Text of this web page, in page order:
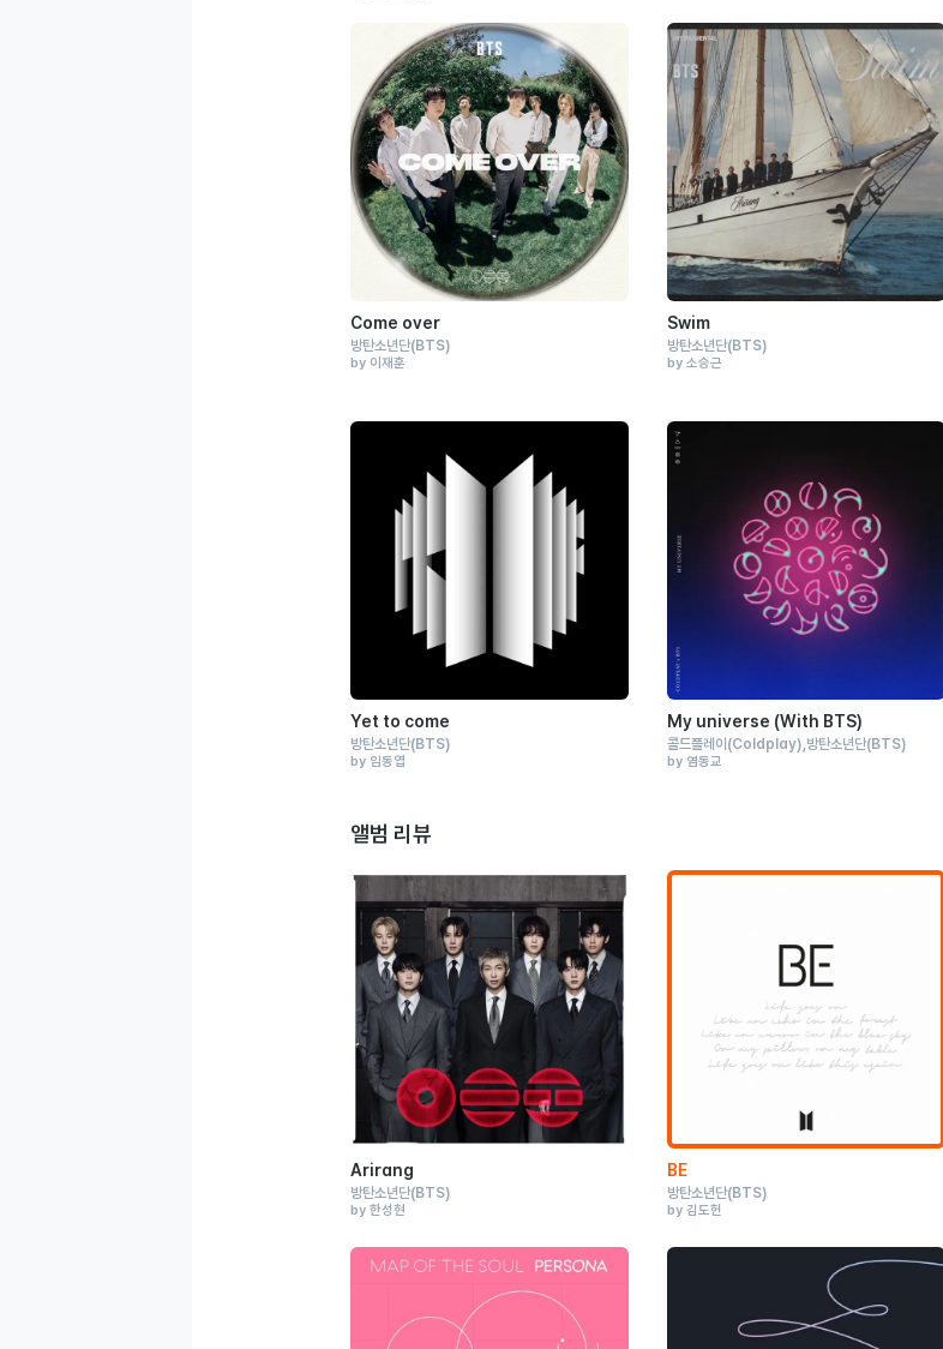
Come over
방탄소년단(BTS)
by 이재훈
Swim
방탄소년단(BTS)
by 소승근
Yet to come
방탄소년단(BTS)
by 임동엽
My universe (With BTS)
콜드플레이 (Coldplay) 방탄소년단(BTS)
by 염동교
앨범 리뷰
Arirang
방탄소년단(BTS)
by 한성현
BE
방탄소년단(BTS)
by 김도헌